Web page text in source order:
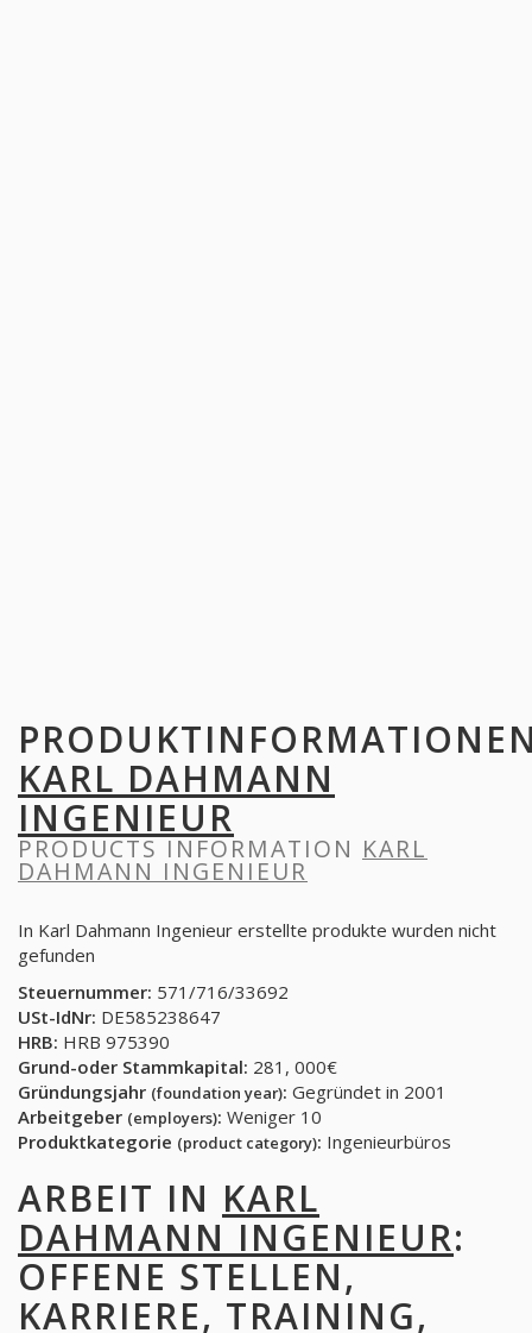
KARL DAHMANN
INGENIEUR
PRODUCTS INFORMATION KARL
DAHMANN INGENIEUR
In Karl Dahmann Ingenieur erstellte produkte wurden nicht
gefunden
Steuernummer: 571/716/33692
USt-IdNr: DE585238647
HRB: HRB 975390
Grund-oder Stammkapital: 281, 000€
Gründungsjahr (foundation year): Gegründet in 2001
Arbeitgeber (employers): Weniger 10
Produktkategorie (product category): Ingenieurbüros
ARBEIT IN KARL
DAHMANN INGENIEUR:
OFFENE STELLEN,
KARRIERE, TRAINING,